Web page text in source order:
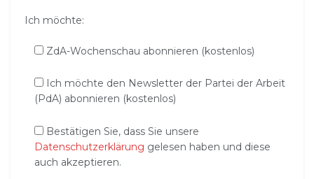
Ich möchte:
ZdA-Wochenschau abonnieren (kostenlos)
Ich möchte den Newsletter der Partei der Arbeit
(PdA) abonnieren (kostenlos)
Bestätigen Sie, dass Sie unsere
Datenschutzerklärung gelesen haben und diese
auch akzeptieren.